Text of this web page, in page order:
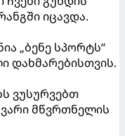
იცავდა.
„ბენე სპორტს“
დახმარებისთვის.
ვუსურვებთ
მწვრთნელის